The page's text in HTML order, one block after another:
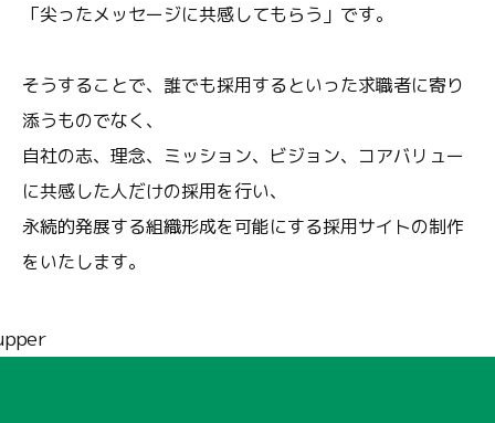
「尖ったメッセージに共感してもらう」です。
そうすることで、誰でも採用するといった求職者に寄り
添うものでなく、
自社の志、理念、ミッション、ビジョン、コアバリュー
に共感した人だけの採用を行い、
永続的発展する組織形成を可能にする採用サイトの制作
をいたします。